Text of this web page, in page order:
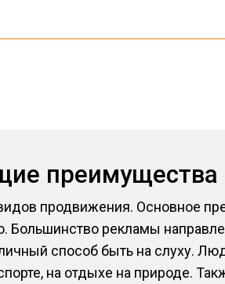
преимущества
продвижения. Основное
Большинство рекламы
способ быть на слуху.
на отдыхе на природе.